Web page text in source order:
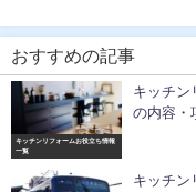
おすすめの記事
キッチンリフォームお役立ち情報
一覧
キッチン
の内容・
キッチン